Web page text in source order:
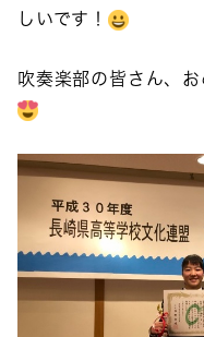
しいです！
吹奏楽部の皆さん、